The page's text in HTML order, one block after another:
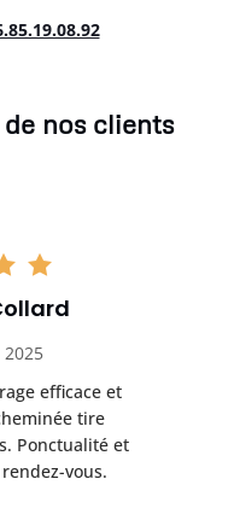
nos clients
efficace et
tire
Ponctualité et
vous.